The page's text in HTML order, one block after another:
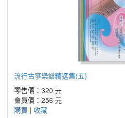
流行古箏樂譜精選集(五)
零售價：320 元
會員價：256 元
購買 | 收藏